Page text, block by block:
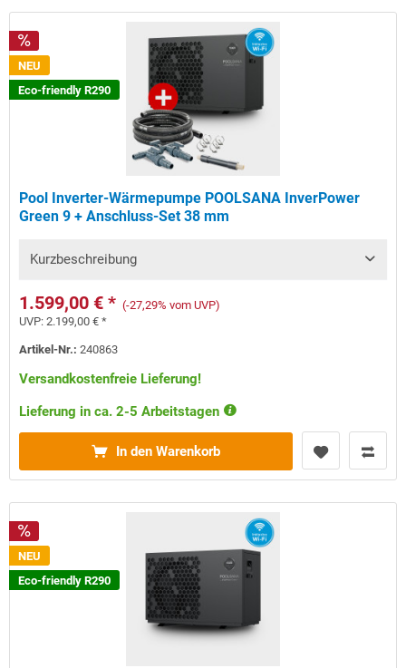
NEU
Eco-friendly R290
Pool Inverter-Wärmepumpe POOLSANA InverPower
Green 9 + Anschluss-Set 38 mm
Kurzbeschreibung
1.599,00 € * (-27,29% vom UVP)
UVP:2.199,00 € *
Artikel-Nr.:240863
Versandkostenfreie Lieferung!
Lieferung in ca. 2-5 Arbeitstagen
In den Warenkorb
NEU
Eco-friendly R290